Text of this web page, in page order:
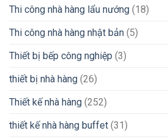
Thi công nhà hàng lẩu nướng (18)
Thi công nhà hàng nhật bản (5)
Thiết bị bếp công nghiệp (3)
thiết bị nhà hàng (26)
Thiết kế nhà hàng (252)
thiết kế nhà hàng buffet (31)